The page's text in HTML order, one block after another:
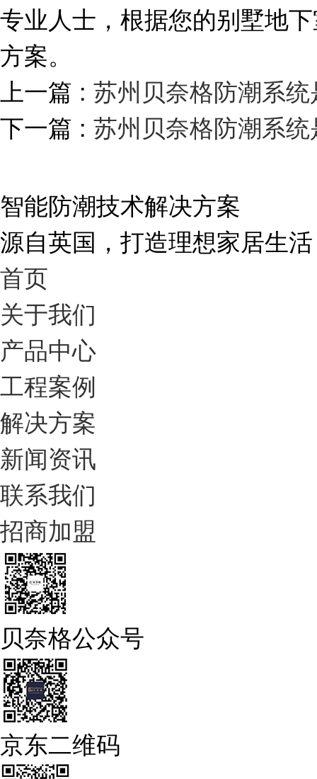
专业人士，根据您的别墅地
方案。
上一篇 : 苏州贝奈格防潮系
下一篇 : 苏州贝奈格防潮系
智能防潮技术解决方案
源自英国，打造理想家居生活
首页
关于我们
产品中心
工程案例
解决方案
新闻资讯
联系我们
招商加盟
贝奈格公众号
京东二维码